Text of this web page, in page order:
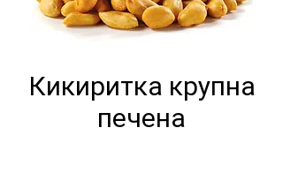
Кикиритка крупна
печена